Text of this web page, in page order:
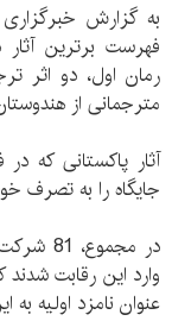
به گزارش خبرگزاری
رمان اول، دو اثر
مترجمانی از
آثار پاکستانی که
جایگاه را به تصرف
عنوان نامزد اولیه به